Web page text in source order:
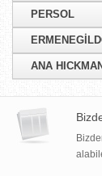
PERSOL
ANA